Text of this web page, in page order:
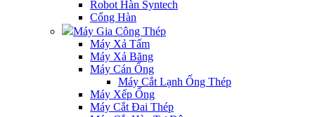
Robot Hàn Syntech
Cổng Hàn
Máy Gia Công Thép
Máy Xả Tấm
Máy Xả Băng
Máy Cán Ống
Máy Cắt Lạnh Ống Thép
Máy Xếp Ống
Máy Cắt Đai Thép